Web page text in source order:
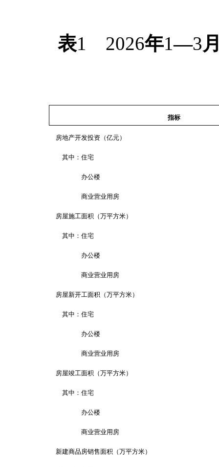
表1 2026年1—3
指标
房地产开发投资（亿元）
其中：住宅
办公楼
商业营业用房
房屋施工面积（万平方米）
其中：住宅
办公楼
商业营业用房
房屋新开工面积（万平方米）
其中：住宅
办公楼
商业营业用房
房屋竣工面积（万平方米）
其中：住宅
办公楼
商业营业用房
新建商品房销售面积（万平方米）